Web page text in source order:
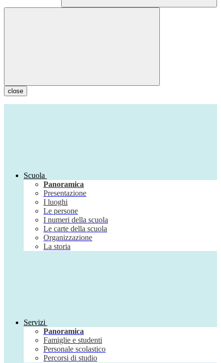
close
Scuola
Panoramica
Presentazione
I luoghi
Le persone
I numeri della scuola
Le carte della scuola
Organizzazione
La storia
Servizi
Panoramica
Famiglie e studenti
Personale scolastico
Percorsi di studio